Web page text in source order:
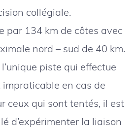
collégiale.
par 134 km de côtes avec
nord – sud de 40 km.
piste qui effectue
impraticable en cas de
ceux qui sont tentés, il est
d’expérimenter la liaison